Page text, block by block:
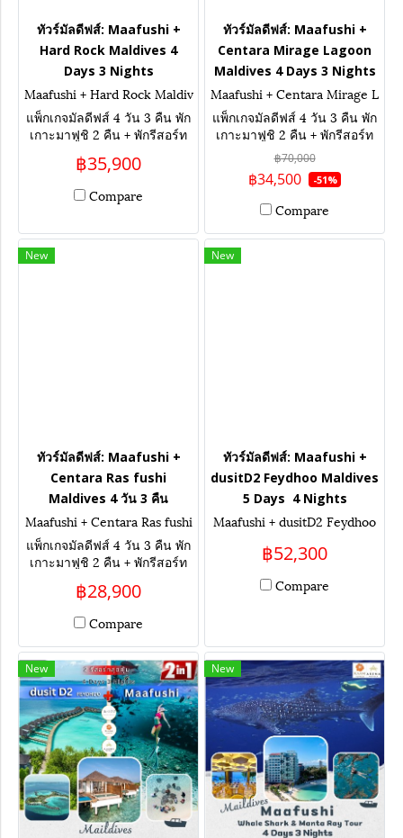
ทัวร์มัลดีฟส์: Maafushi +
Hard Rock Maldives 4
Days 3 Nights
Maafushi + Hard Rock Maldiv
es 4 Days 3 Nights
แพ็กเกจมัลดีฟส์ 4 วัน 3 คืน พัก
เกาะมาฟูชิ 2 คืน + พักรีสอร์ท
Maldives 1 คืน เน้นกิจกรรม ดำ
น้ำกับฉลาม เล่นน้ำกับปลากระ
เบน เที่ยวเกาะท้องถิ่น ล่องเรือ
฿35,900
Compare
ทัวร์มัลดีฟส์: Maafushi +
Centara Mirage Lagoon
Maldives 4 Days 3 Nights
Maafushi + Centara Mirage L
agoon Maldives 4 Days 3 Nig
hts
แพ็กเกจมัลดีฟส์ 4 วัน 3 คืน พัก
เกาะมาฟูชิ 2 คืน + พักรีสอร์ท
ห้องกลางน้ำ Centara Mirage
Lagoon Maldives 1 คืน เน้น
กิจกรรม ดำน้ำกับฉลาม เล่นน้ำ
กับปลากระเบน เที่ยวเกาะท้อง
ถิ่น ล่องเรือชมโลมา
฿70,000
฿34,500 -51%
Compare
New
ทัวร์มัลดีฟส์: Maafushi +
Centara Ras fushi
Maldives 4 วัน 3 คืน
Maafushi + Centara Ras fushi
Maldives 4 Days 3 Nights
แพ็กเกจมัลดีฟส์ 4 วัน 3 คืน พัก
เกาะมาฟูชิ 2 คืน + พักรีสอร์ท
fushi Maldives 1 คืน เน้น
กิจกรรม ดำน้ำกับฉลาม เล่นน้ำ
กับปลากระเบน เที่ยวเกาะท้อง
ถิ่น ล่องเรือชมโลมา
฿28,900
Compare
New
ทัวร์มัลดีฟส์: Maafushi +
dusitD2 Feydhoo Maldives
5 Days 4 Nights
Maafushi + dusitD2 Feydhoo
฿52,300
Compare
New New